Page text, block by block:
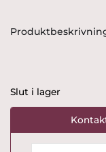
Slut i lager